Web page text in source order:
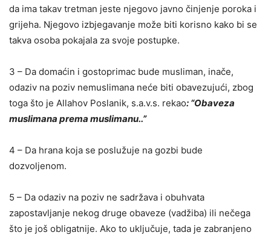
da ima takav tretman jeste njegovo javno činjenje poroka i
grijeha. Njegovo izbjegavanje može biti korisno kako bi se
takva osoba pokajala za svoje postupke.
3 – Da domaćin i gostoprimac bude musliman, inače,
odaziv na poziv nemuslimana neće biti obavezujući, zbog
toga što je Allahov Poslanik, s.a.v.s. rekao: “Obaveza
muslimana prema muslimanu..”
4 – Da hrana koja se poslužuje na gozbi bude
dozvoljenom.
5 – Da odaziv na poziv ne sadržava i obuhvata
zapostavljanje nekog druge obaveze (vadžiba) ili nečega
što je još obligatnije. Ako to uključuje, tada je zabranjeno